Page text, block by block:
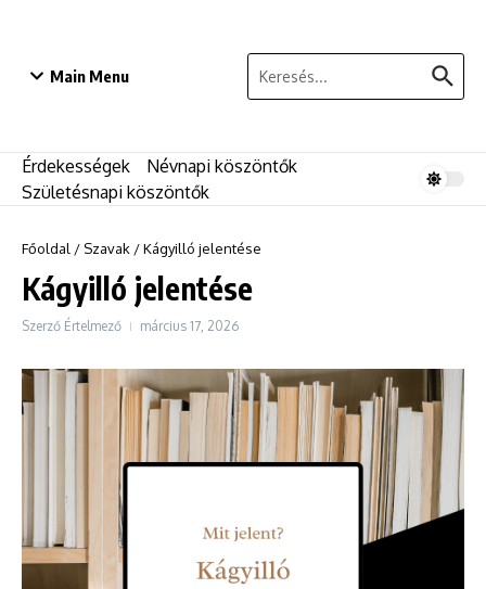
Main Menu
Keresés:
Érdekességek
Névnapi köszöntők
Születésnapi köszöntők
Főoldal / Szavak /Kágyilló jelentése
Kágyilló jelentése
Szerző Értelmező március 17, 2026